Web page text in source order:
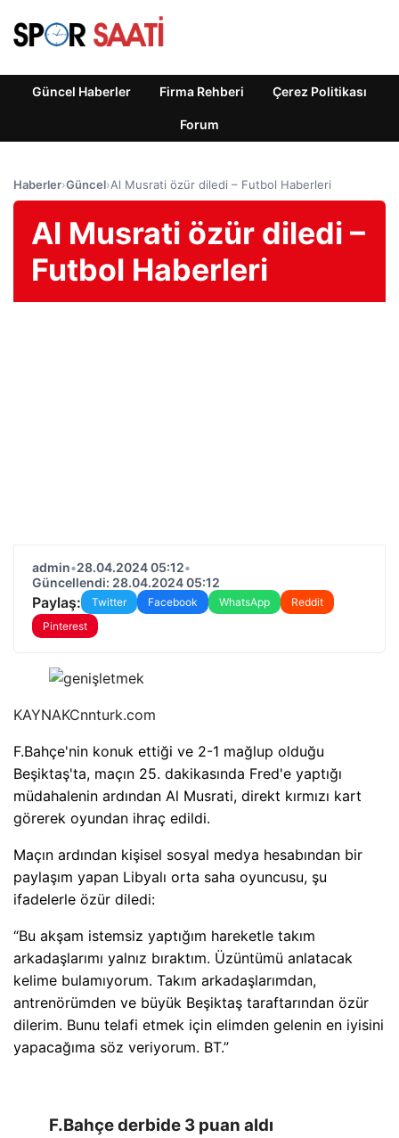
Güncel Haberler Firma Rehberi Çerez Politikası
Forum
Haberler›Güncel›Al Musrati özür diledi – Futbol Haberleri
Al Musrati özür diledi –
Futbol Haberleri
admin•28.04.2024 05:12•
Güncellendi: 28.04.2024 05:12
Paylaş: Twitter Facebook WhatsApp
Reddit
Pinterest
KAYNAKCnnturk.com
F.Bahçe'nin konuk ettiği ve 2-1 mağlup olduğu
Beşiktaş'ta, maçın 25. dakikasında Fred'e yaptığı
müdahalenin ardından Al Musrati, direkt kırmızı kart
görerek oyundan ihraç edildi.
Maçın ardından kişisel sosyal medya hesabından bir
paylaşım yapan Libyalı orta saha oyuncusu, şu
ifadelerle özür diledi:
“Bu akşam istemsiz yaptığım hareketle takım
arkadaşlarımı yalnız bıraktım. Üzüntümü anlatacak
kelime bulamıyorum. Takım arkadaşlarımdan,
antrenörümden ve büyük Beşiktaş taraftarından özür
dilerim. Bunu telafi etmek için elimden gelenin en iyisini
yapacağıma söz veriyorum. BT.”
F.Bahçe derbide 3 puan aldı